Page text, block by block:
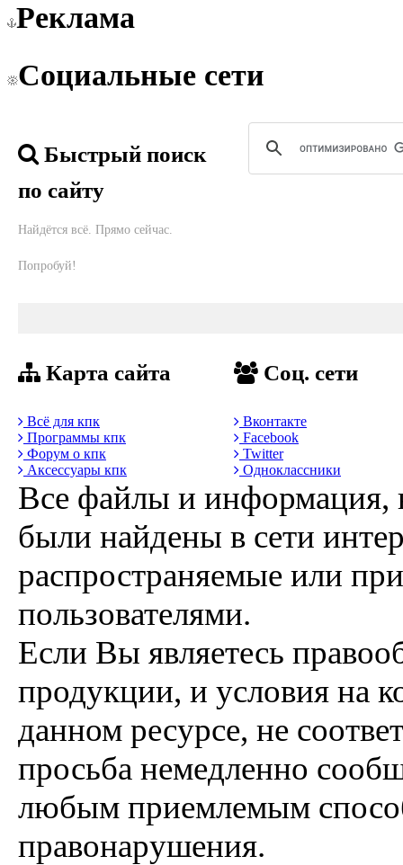
Реклама
Социальные сети
Быстрый поиск
по сайту
Найдётся всё. Прямо сейчас.
Попробуй!
Карта сайта
Всё для кпк
Программы кпк
Форум о кпк
Аксессуары кпк
Соц. сети
Вконтакте
Facebook
Twitter
Одноклассники
Все файлы и информация,
были найдены в сети
распространяемые или
пользователями.
Если Вы являетесь
продукции, и условия на
данном ресурсе, не
просьба немедленно
любым приемлемым
правонарушения.